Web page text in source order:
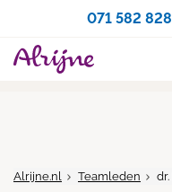
071 582
Alrijne.nl Teamleden